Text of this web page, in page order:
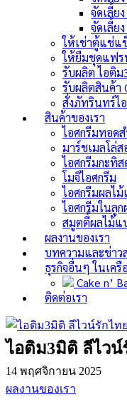
จัดเลี้ย
จัดเลี้ย
ให้เช่าตู้แช่แ
ให้ยืมชุดแฟร
รับผลิต ไอติ
รับผลิตสินค้า
สั่งภัทรินทร์ไ
สินค้าของเรา
ไอศกรีมทอดส
มาร์ชเมลโล่ส
ไอศกรีมกะทิส
โมจิไอศกรีม
ไอศกรีมผลไ
ไอศกรีมในลูก
สมูตตี้ผลไม้
ผลงานของเรา
บทความและข่าว
ธุรกิจอื่นๆ ในเครือ
Cake n’
ติดต่อเรา
ไอติม3มิติ ลีไวน์
14 พฤศจิกายน 2025
ผลงานของเรา